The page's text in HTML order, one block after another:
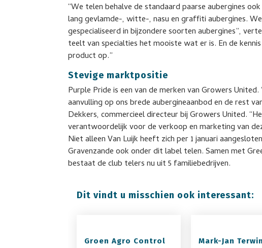
“We telen behalve de standaard paarse aubergines
lang gevlamde-, witte-, nasu en graffiti aubergines.
gespecialiseerd in bijzondere soorten aubergines”,
teelt van specialties het mooiste wat er is. En de
product op.”
Stevige marktpositie
Purple Pride is een van de merken van Growers
aanvulling op ons brede aubergineaanbod en de rest
Dekkers, commercieel directeur bij Growers United.
verantwoordelijk voor de verkoop en marketing van
Niet alleen Van Luijk heeft zich per 1 januari
Gravenzande ook onder dit label telen. Samen met
bestaat de club telers nu uit 5 familiebedrijven.
Dit vindt u misschien ook interessant:
Groen Agro Control
Mark-Jan